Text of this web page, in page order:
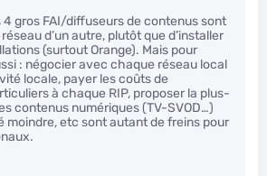
4 gros FAI/diffuseurs de contenus sont
d’un autre, plutôt que d’installer
(surtout Orange). Mais pour
: négocier avec chaque réseau local
locale, payer les coûts de
à chaque RIP, proposer la plus-
contenus numériques (TV-SVOD…)
moindre, etc sont autant de freins pour